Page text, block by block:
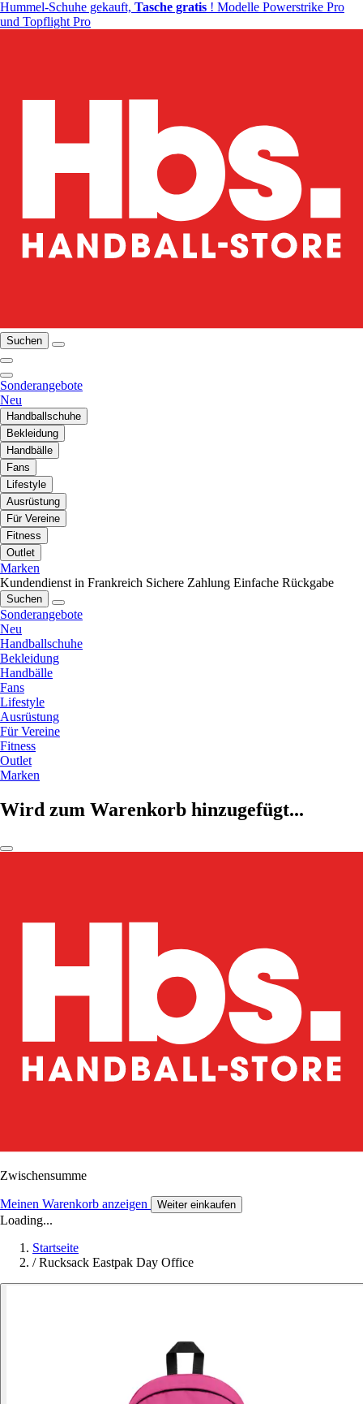
Hummel-Schuhe gekauft, Tasche gratis ! Modelle Powerstrike Pro
und Topflight Pro
Suchen
Sonderangebote
Neu
Handballschuhe
Bekleidung
Handbälle
Fans
Lifestyle
Ausrüstung
Für Vereine
Fitness
Outlet
Marken
Kundendienst in Frankreich Sichere Zahlung Einfache Rückgabe
Suchen
Sonderangebote
Neu
Handballschuhe
Bekleidung
Handbälle
Fans
Lifestyle
Ausrüstung
Für Vereine
Fitness
Outlet
Marken
Wird zum Warenkorb hinzugefügt...
Zwischensumme
Meinen Warenkorb anzeigen Weiter einkaufen
Loading...
Startseite
/ Rucksack Eastpak Day Office